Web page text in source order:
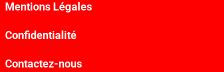
Mentions Légales
Confidentialité
Contactez-nous